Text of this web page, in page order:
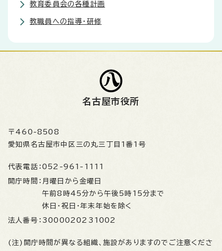
教育委員会の各種計画
教職員への指導・研修
名古屋市役所
〒460-8508
愛知県名古屋市中区三の丸三丁目1番1号
代表電話： 052-961-1111
開庁時間： 月曜日から金曜日
午前8時45分から午後5時15分まで
休日・祝日・年末年始を除く
法人番号： 3000020231002
(注)開庁時間が異なる組織、施設がありますのでご注意くださ